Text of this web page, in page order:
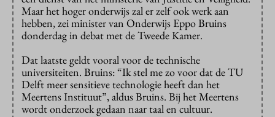
Maar het hoger onderwijs zal er zelf ook werk aan
hebben, zei minister van Onderwijs Eppo Bruins
donderdag in debat met de Tweede Kamer.
Dat laatste geldt vooral voor de technische
universiteiten. Bruins: “Ik stel me zo voor dat de TU
Delft meer sensitieve technologie heeft dan het
Meertens Instituut”, aldus Bruins. Bij het Meertens
wordt onderzoek gedaan naar taal en cultuur.